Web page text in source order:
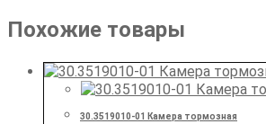
Похожие товары
30.3519010-01 Камера тормозная